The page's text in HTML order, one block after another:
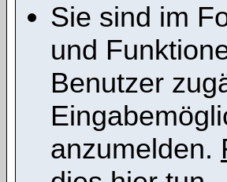
Sie sind im
und
Benutzer
anzumelden.